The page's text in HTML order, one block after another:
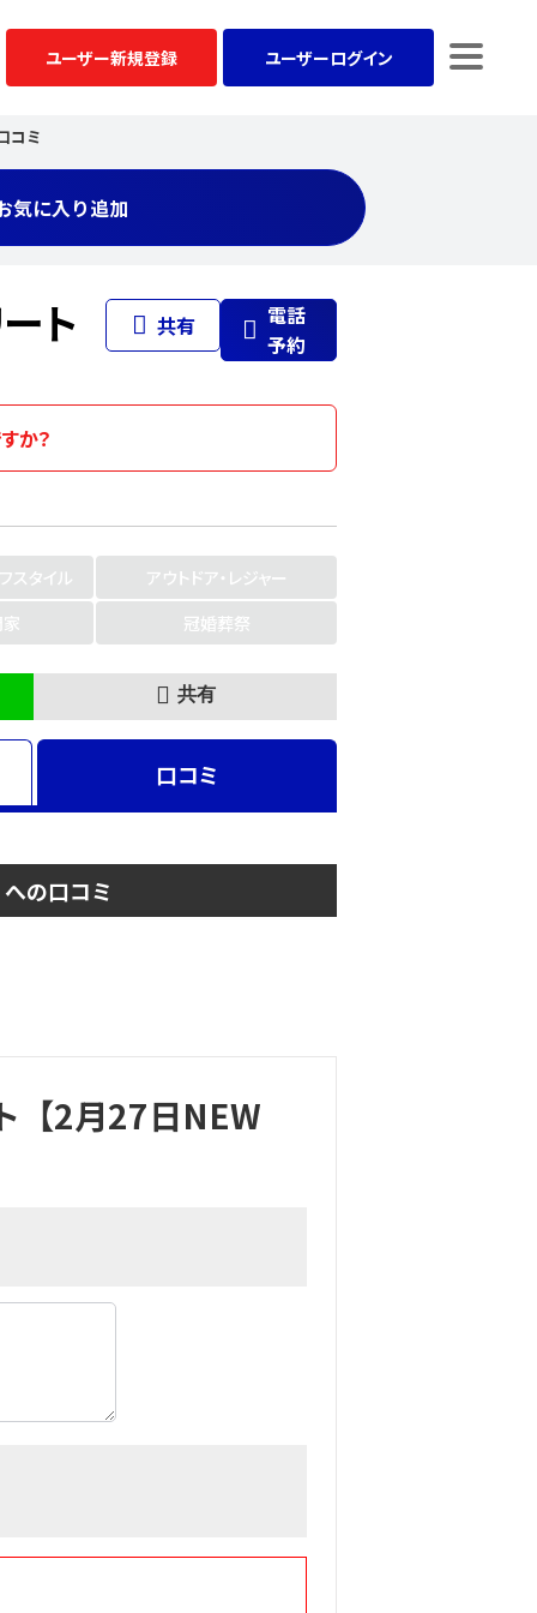
ユーザー新規登録 ユーザーログイン
コミ
気に入り追加
ト 共有
電話
予約
か？
スタイル
アウトドア・レジャー
冠婚葬祭
共有
口コミ
の口コミ
【2月27日NEW